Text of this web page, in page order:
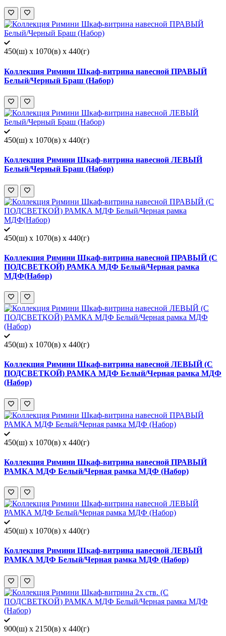
450(ш) x 1070(в) x 440(г)
Коллекция Римини Шкаф-витрина навесной ПРАВЫЙ
Белый/Черный Браш (Набор)
450(ш) x 1070(в) x 440(г)
Коллекция Римини Шкаф-витрина навесной ЛЕВЫЙ
Белый/Черный Браш (Набор)
450(ш) x 1070(в) x 440(г)
Коллекция Римини Шкаф-витрина навесной ПРАВЫЙ (С
ПОДСВЕТКОЙ) РАМКА МДФ Белый/Черная рамка
МДФ(Набор)
450(ш) x 1070(в) x 440(г)
Коллекция Римини Шкаф-витрина навесной ЛЕВЫЙ (С
ПОДСВЕТКОЙ) РАМКА МДФ Белый/Черная рамка МДФ
(Набор)
450(ш) x 1070(в) x 440(г)
Коллекция Римини Шкаф-витрина навесной ПРАВЫЙ
РАМКА МДФ Белый/Черная рамка МДФ (Набор)
450(ш) x 1070(в) x 440(г)
Коллекция Римини Шкаф-витрина навесной ЛЕВЫЙ
РАМКА МДФ Белый/Черная рамка МДФ (Набор)
900(ш) x 2150(в) x 440(г)